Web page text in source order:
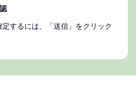
するには、「送信」をクリック